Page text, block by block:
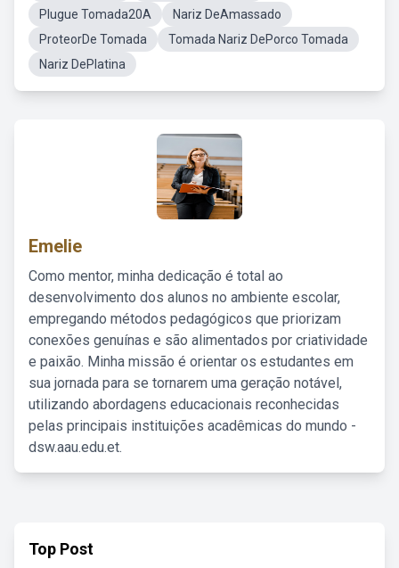
Plugue Tomada20A
Nariz DeAmassado
ProteorDe Tomada
Tomada Nariz DePorco Tomada
Nariz DePlatina
Emelie
Como mentor, minha dedicação é total ao
desenvolvimento dos alunos no ambiente escolar,
empregando métodos pedagógicos que priorizam
conexões genuínas e são alimentados por criatividade
e paixão. Minha missão é orientar os estudantes em
sua jornada para se tornarem uma geração notável,
utilizando abordagens educacionais reconhecidas
pelas principais instituições acadêmicas do mundo -
dsw.aau.edu.et.
Top Post